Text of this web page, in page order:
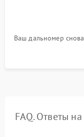
Ваш дальномер
FAQ. Ответы